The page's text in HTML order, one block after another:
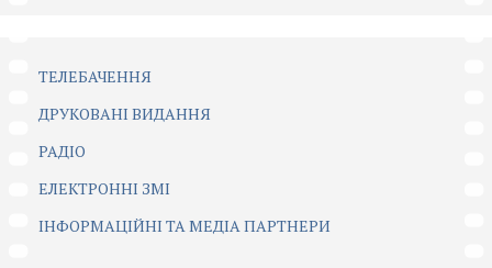
ТЕЛЕБАЧЕННЯ
ДРУКОВАНІ ВИДАННЯ
РАДІО
ЕЛЕКТРОННІ ЗМІ
ІНФОРМАЦІЙНІ ТА МЕДІА ПАРТНЕРИ